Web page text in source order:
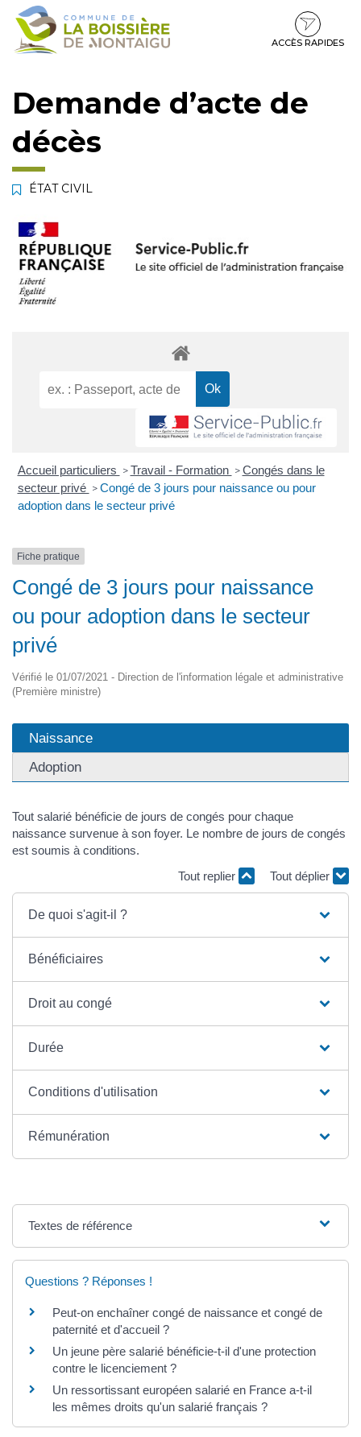
Gestion des traceurs
Aller
Aller
contenu
Aller
pied
ACCÈS RAPIDES
Demande d’acte de
décès
ÉTAT CIVIL
Accueil particuliers > Travail - Formation > Congés dans le
secteur privé > Congé de 3 jours pour naissance ou pour
adoption dans le secteur privé
Fiche pratique
Congé de 3 jours pour naissance
ou pour adoption dans le secteur
privé
Vérifié le 01/07/2021 - Direction de l'information légale et administrative
(Première ministre)
Naissance
Adoption
Tout salarié bénéficie de jours de congés pour chaque
naissance survenue à son foyer. Le nombre de jours de congés
est soumis à conditions.
Tout replier
Tout déplier
De quoi s'agit-il ?
Bénéficiaires
Droit au congé
Durée
Conditions d'utilisation
Rémunération
Textes de référence
Questions ? Réponses !
Peut-on enchaîner congé de naissance et congé de
paternité et d'accueil ?
Un jeune père salarié bénéficie-t-il d'une protection
contre le licenciement ?
Un ressortissant européen salarié en France a-t-il
les mêmes droits qu'un salarié français ?